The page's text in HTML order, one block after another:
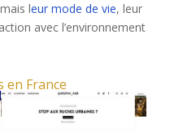
leur mode de vie, leur
avec l’environnement
en France